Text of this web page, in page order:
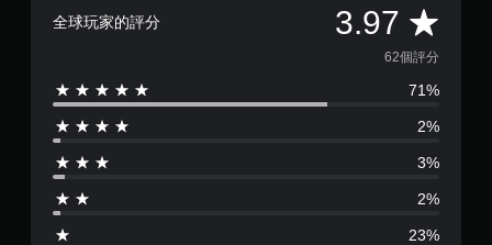
全球玩家的評分 3.97 平
均
評
分
3
62個評分
71%
2%
3%
2%
23%